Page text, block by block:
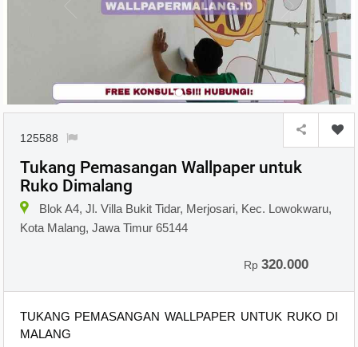
125588
Tukang Pemasangan Wallpaper untuk
Ruko Dimalang
Blok A4, Jl. Villa Bukit Tidar, Merjosari, Kec. Lowokwaru,
Kota Malang, Jawa Timur 65144
Rp320.000
TUKANG PEMASANGAN WALLPAPER UNTUK RUKO DI
MALANG